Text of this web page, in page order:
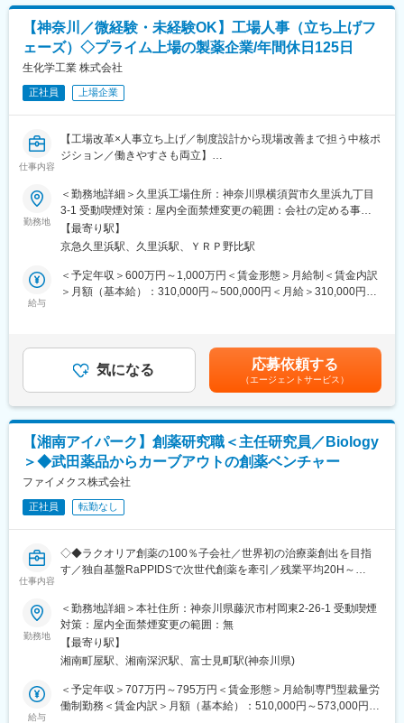
プリセプター制度をご用意。介護経験を活かしながら、精神科医
療や看護の知識を学べます。看護師資格取得を目指す方には奨学
金制度もあります。
働き方改善が叶う環境
■働きやすさ…
年間休日120日、残業ほぼなし
有給取得しやすい職場
日勤のみ・夜勤ありなど働き方の相談可能
子育てや介護との両立も応援
精神科病院のため急な対応が少なく、患者さまとじっくり向き合
える環境です。年齢や経験を問わず長く活躍でき、定年後も働く
スタッフが在籍しています。
精神科・神経科・内科を有する167床の病院として、地域に根差
した精神科医療を提供。精神科デイケアにも力を入れており、多
将来、看護師資格の取得を目指したい方
介護職から医療業界へステップアップしたい方
精神科医療に興味がある方
患者さまに寄り添った支援を大切にしたい方
働き方を見直し、長く安心して働きたい方
勤務時間帯もお気軽にご相談ください♪（夜勤相談可能）
未経験から医療のキャリアを始められる環境をご用意していま
変更の範囲：会社の定める業務
す。月給(月額)は固定手当を含めた表記です。
【神奈川／微経験・未経験OK】工場人事（立ち上げフ
ェーズ）◇プライム上場の製薬企業/年間休日125日
生化学工業 株式会社
正社員 上場企業
仕事内容
【工場改革×人事立ち上げ／制度設計から現場改善まで担う中核ポ
ジション／働きやすさも両立】
■求人のポイント：
★工場改革を牽引する新設人事ポジション／組織づくりの中核
★採用・労務・組織開発まで横断的に担う人事ゼネラリスト環境
★残業約20時間・有給平均15日／長期休暇も取りやすい働き方
■概要
・2026年度より工場内に人事機能を新設。既存の制度・運用の見
・立ち上げフェーズのため裁量が大きく、制度設計や施策企画に
主体的に関与可能。人事領域を横断した経験を積めるほか、残業
約20時間・有給取得平均15日と、長期的に働きやすい環境も整っ
・組織・人材マネジメント（人員配置・異動、組織・要員計画、
人事評価・昇給の運用および取りまとめ）
・組織開発・風土醸成（社内コミュニケーションの活性化や従業
員エンゲージメントの向上に向けた施策の企画・実施）
・採用業務（新卒・中途・派遣社員）
・研修の企画・運営
・労務対応（従業員からの相談や個別労務案件への対応、本社人
事部との連携・調整）
・工場内の就業環境改善など
■魅力
組織風土の醸成や就業環境の改善を通じて、従業員の働きやすさ
やエンゲージメントの向上に直接貢献がすることができます。本
人の意欲や適性に応じて幅広い業務を担当でき、人事領域におけ
均有給消化日数は15日。長期休暇がとりやすい環境です。
勤務地
＜勤務地詳細＞久里浜工場住所：神奈川県横須賀市久里浜九丁目
3-1 受動喫煙対策：屋内全面禁煙変更の範囲：会社の定める事業
所（リモートワーク含む）
【最寄り駅】
京急久里浜駅、久里浜駅、ＹＲＰ野比駅
給与
＜予定年収＞600万円～1,000万円＜賃金形態＞月給制＜賃金内訳
＞月額（基本給）：310,000円～500,000円＜月給＞310,000円～
(月額)は固定手当を含めた表記です。
気になる 応募依頼する
（エージェントサービス）
【湘南アイパーク】創薬研究職＜主任研究員／Biology
＞◆武田薬品からカーブアウトの創薬ベンチャー
ファイメクス株式会社
正社員 転勤なし
仕事内容
◇◆ラクオリア創薬の100％子会社／世界初の治療薬創出を目指
す／独自基盤RaPPIDSで次世代創薬を牽引／残業平均20H～
2018年に武田薬品工業からカーブアウトして誕生した当社は、が
ん免疫領域を中心に、世界的に注目されている「タンパク質分解
誘導」の研究開発を行っています。
これまで創薬が困難とされてきた領域に挑む当社にて、バイオロ
ジー部門の主要メンバーとして、創薬プロジェクトの中核を担っ
ていただきます。
勤務地
＜勤務地詳細＞本社住所：神奈川県藤沢市村岡東2-26-1 受動喫煙
対策：屋内全面禁煙変更の範囲：無
【最寄り駅】
湘南町屋駅、湘南深沢駅、富士見町駅(神奈川県)
給与
＜予定年収＞707万円～795万円＜賃金形態＞月給制専門型裁量労
働制勤務＜賃金内訳＞月額（基本給）：510,000円～573,000円そ